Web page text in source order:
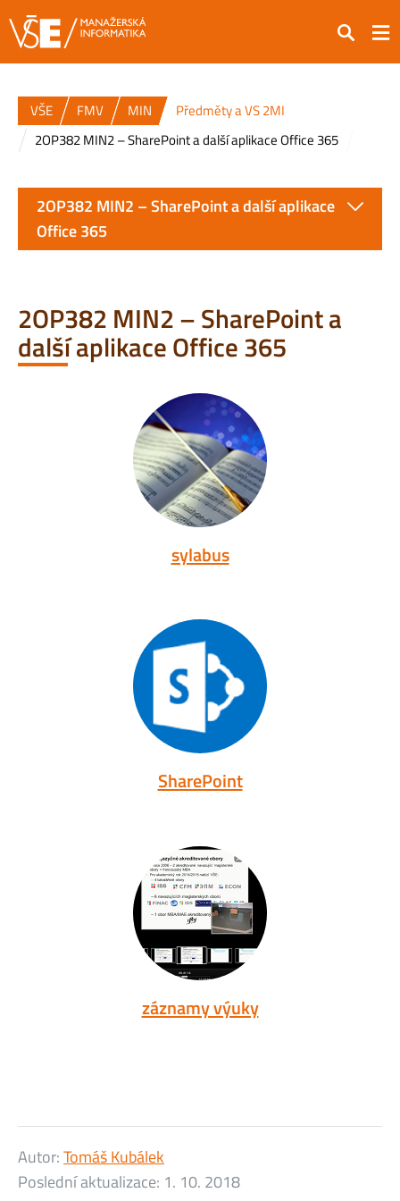
Hledat
VŠE FMV MIN
Předměty a VS 2MI
2OP382 MIN2 – SharePoint a další aplikace Office 365
2OP382 MIN2 – SharePoint a
další aplikace Office 365
sylabus
SharePoint
záznamy výuky
Autor:Tomáš Kubálek
Poslední aktualizace: 1. 10. 2018
2OP382 MIN2 – SharePoint a další aplikace
Office 365